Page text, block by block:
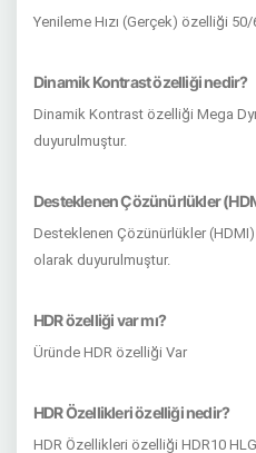
Yenileme Hızı (Gerçek) özelliği
Dinamik Kontrast özelliği nedir?
Dinamik Kontrast özelliği Mega
duyurulmuştur.
Desteklenen Çözünürlükler
Desteklenen Çözünürlükler
olarak duyurulmuştur.
HDR özelliği var mı?
Üründe HDR özelliği Var
HDR Özellikleri özelliği nedir?
HDR Özellikleri özelliği HDR10